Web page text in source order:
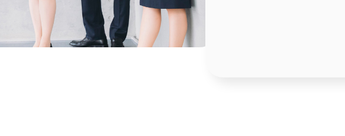
2024.11.14 エンディングノート「わたしの終活覚書」書き方講座開催
2024.10.25 赤穂市エンディングノート「わたしの終活覚書」発刊式に